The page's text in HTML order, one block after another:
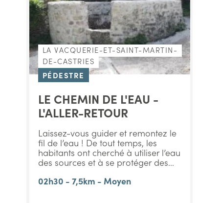
LA VACQUERIE-ET-SAINT-MARTIN-
DE-CASTRIES
PÉDESTRE
LE CHEMIN DE L'EAU -
L'ALLER-RETOUR
Laissez-vous guider et remontez le
fil de l’eau ! De tout temps, les
habitants ont cherché à utiliser l’eau
des sources et à se protéger des...
02h30 - 7,5km - Moyen